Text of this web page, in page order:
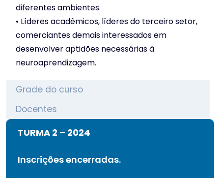
diferentes ambientes.
• Líderes acadêmicos, líderes do terceiro setor,
comerciantes demais interessados em
desenvolver aptidões necessárias à
neuroaprendizagem.
Grade do curso
Docentes
TURMA 2 – 2024
Inscrições encerradas.